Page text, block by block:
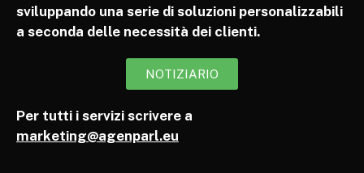
sviluppando una serie di soluzioni personalizzabili
a seconda delle necessità dei clienti.
NOTIZIARIO
Per tutti i servizi scrivere a
marketing@agenparl.eu